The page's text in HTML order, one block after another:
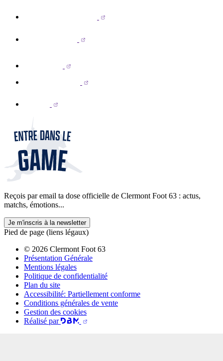
Reçois par email ta dose officielle de Clermont Foot 63 : actus,
matchs, émotions...
Je m'inscris à la newsletter
Pied de page (liens légaux)
© 2026 Clermont Foot 63
Présentation Générale
Mentions légales
Politique de confidentialité
Plan du site
Accessibilité: Partiellement conforme
Conditions générales de vente
Gestion des cookies
Réalisé par